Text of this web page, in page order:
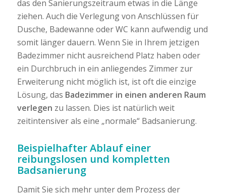
das den Sanierungszeitraum etwas in die Länge
ziehen. Auch die Verlegung von Anschlüssen für
Dusche, Badewanne oder WC kann aufwendig und
somit länger dauern. Wenn Sie in Ihrem jetzigen
Badezimmer nicht ausreichend Platz haben oder
ein Durchbruch in ein anliegendes Zimmer zur
Erweiterung nicht möglich ist, ist oft die einzige
Lösung, das Badezimmer in einen anderen Raum
verlegen zu lassen. Dies ist natürlich weit
zeitintensiver als eine „normale“ Badsanierung.
Beispielhafter Ablauf einer
reibungslosen und kompletten
Badsanierung
Damit Sie sich mehr unter dem Prozess der